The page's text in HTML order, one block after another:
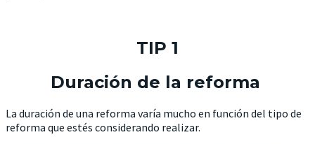
TIP 1
Duración de la reforma
La duración de una reforma varía mucho en función del tipo de
reforma que estés considerando realizar.